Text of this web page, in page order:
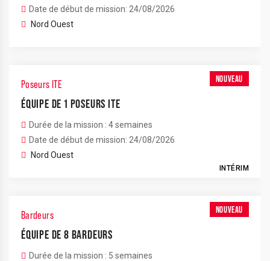
Date de début de mission: 24/08/2026
Nord Ouest
NOUVEAU
Poseurs ITE
ÉQUIPE DE 1 POSEURS ITE
Durée de la mission : 4 semaines
Date de début de mission: 24/08/2026
Nord Ouest
INTÉRIM
NOUVEAU
Bardeurs
ÉQUIPE DE 8 BARDEURS
Durée de la mission : 5 semaines